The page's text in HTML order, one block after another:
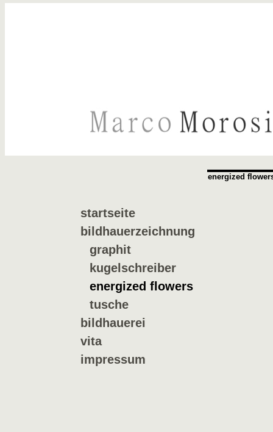
startseite
bildhauerzeichnung
graphit
kugelschreiber
energized flowers
tusche
bildhauerei
vita
impressum
energized